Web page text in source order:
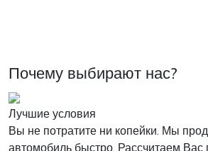
Почему выбирают нас?
Лучшие условия
Вы не потратите ни копейки. Мы
автомобиль быстро. Рассчитаем Вас